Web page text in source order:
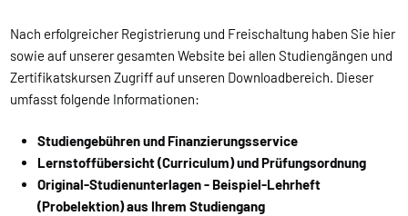
Nach erfolgreicher Registrierung und Freischaltung haben Sie hier
sowie auf unserer gesamten Website bei allen Studiengängen und
Zertifikatskursen Zugriff auf unseren Downloadbereich. Dieser
umfasst folgende Informationen:
Studiengebühren und Finanzierungsservice
Lernstoffübersicht (Curriculum) und Prüfungsordnung
Original-Studienunterlagen - Beispiel-Lehrheft
(Probelektion) aus Ihrem Studiengang